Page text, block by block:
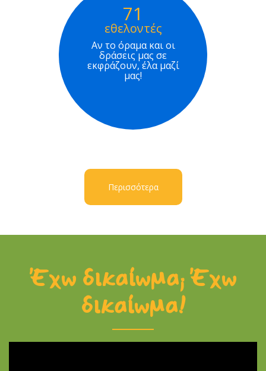
71
εθελοντές
Αν το όραμα και οι
δράσεις μας σε
εκφράζουν, έλα μαζί
μας!
Περισσότερα
Έχω δικαίωμα; Έχω
δικαίωμα!